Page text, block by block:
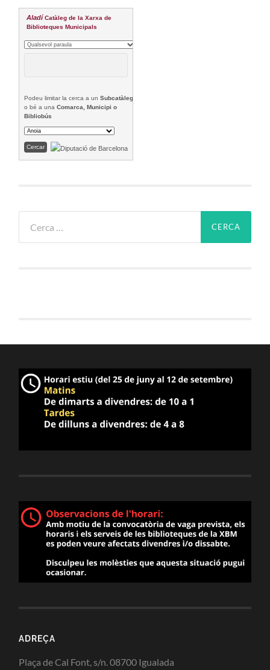
Aladí Catàleg de la Xarxa de
Biblioteques Municipals
Podeu limitar la cerca a unSubcatàleg
o bé a unaComarca, Municipi o
Bibliobús
ADREÇA
Plaça de Cal Font, s/n. 08700 Igualada